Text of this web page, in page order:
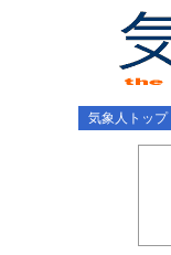
気象人トップ